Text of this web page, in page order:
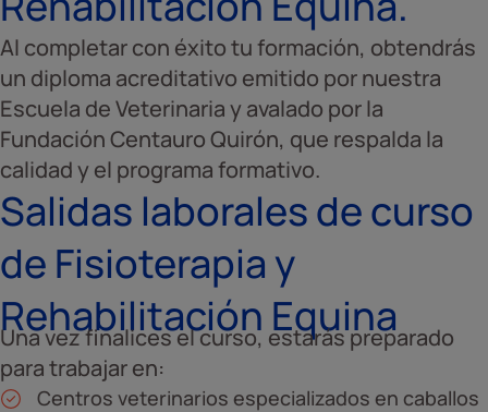
Al completar con éxito tu formación, obtendrás
un diploma acreditativo emitido por nuestra
Escuela de Veterinaria y avalado por la
Fundación Centauro Quirón, que respalda la
calidad y el programa formativo.
Salidas laborales de curso
de Fisioterapia y
Rehabilitación Equina
Una vez finalices el curso, estarás preparado
para trabajar en:
Centros veterinarios especializados en caballos